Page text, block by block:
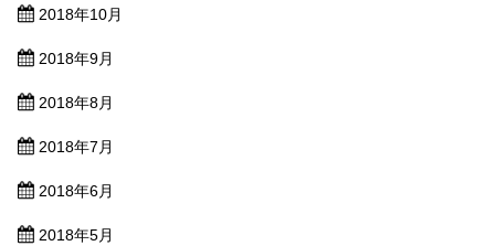
2018年10月
2018年9月
2018年8月
2018年7月
2018年6月
2018年5月